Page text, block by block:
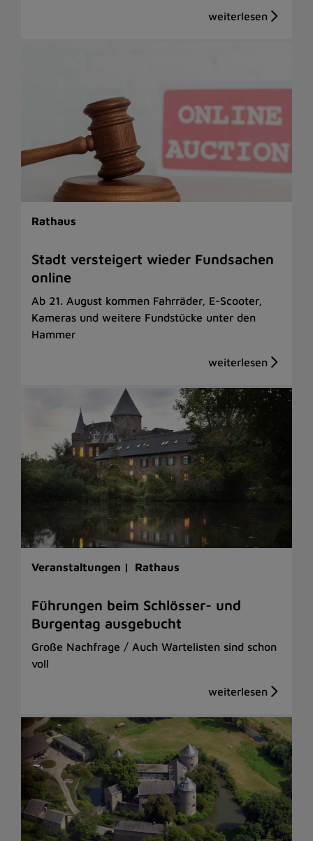
Rathaus
Stadt versteigert wieder Fundsachen
online
Ab 21. August kommen Fahrräder, E-Scooter,
Kameras und weitere Fundstücke unter den
Hammer
Veranstaltungen | Rathaus
Führungen beim Schlösser- und
Burgentag ausgebucht
Große Nachfrage / Auch Wartelisten sind schon
voll